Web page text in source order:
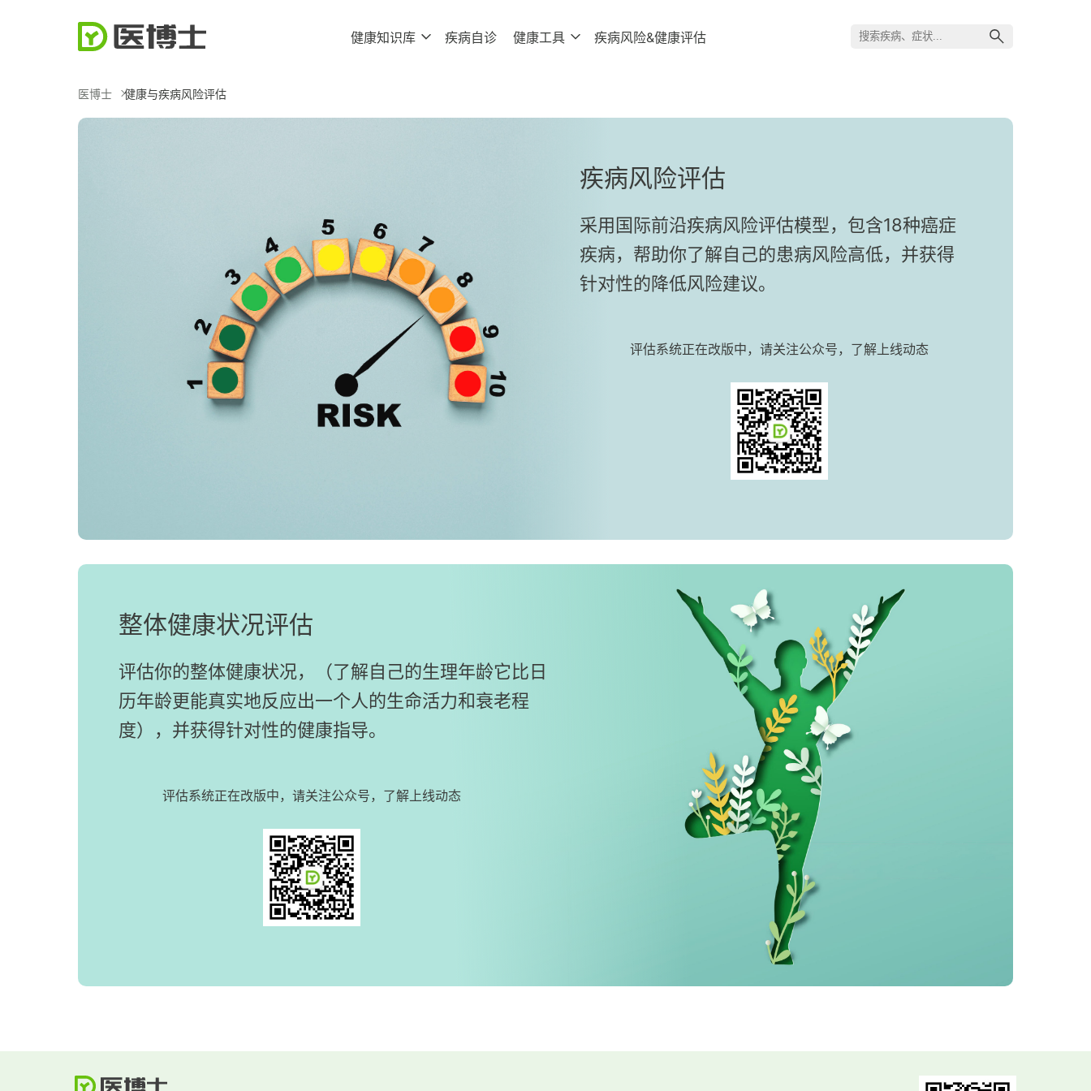
健康知识库 疾病自诊 健康工具 疾病风险&健康评估
医博士 健康与疾病风险评估
疾病风险评估
采用国际前沿疾病风险评估模型，包含18种癌症
疾病，帮助你了解自己的患病风险高低，并获得
针对性的降低风险建议。
评估系统正在改版中，请关注公众号，了解上线动态
整体健康状况评估
评估你的整体健康状况，
（了解自己的生理年龄它比日
历年龄更能真实地反应出一个人的生命活力和衰老程
度）， 并获得针对性的健康指导。
评估系统正在改版中，请关注公众号，了解上线动态